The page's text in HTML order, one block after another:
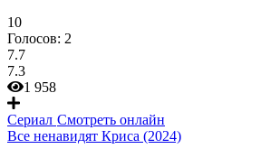
10
Голосов: 2
7.7
7.3
1 958
Сериал Смотреть онлайн
Все ненавидят Криса (2024)